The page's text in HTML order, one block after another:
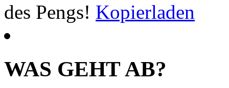
des Pengs!
WAS GEHT AB?